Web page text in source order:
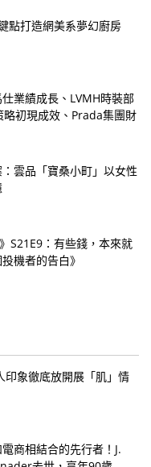
點打造網美系夢幻廚房
仕業績成長、LVMH時裝部
初現成效、Prada集團財
雲品「寶桑小町」以女性
S21E9：有些錢，本來就
機者的告白》
印象徹底放開展「肌」情
商相結合的先行者！J.